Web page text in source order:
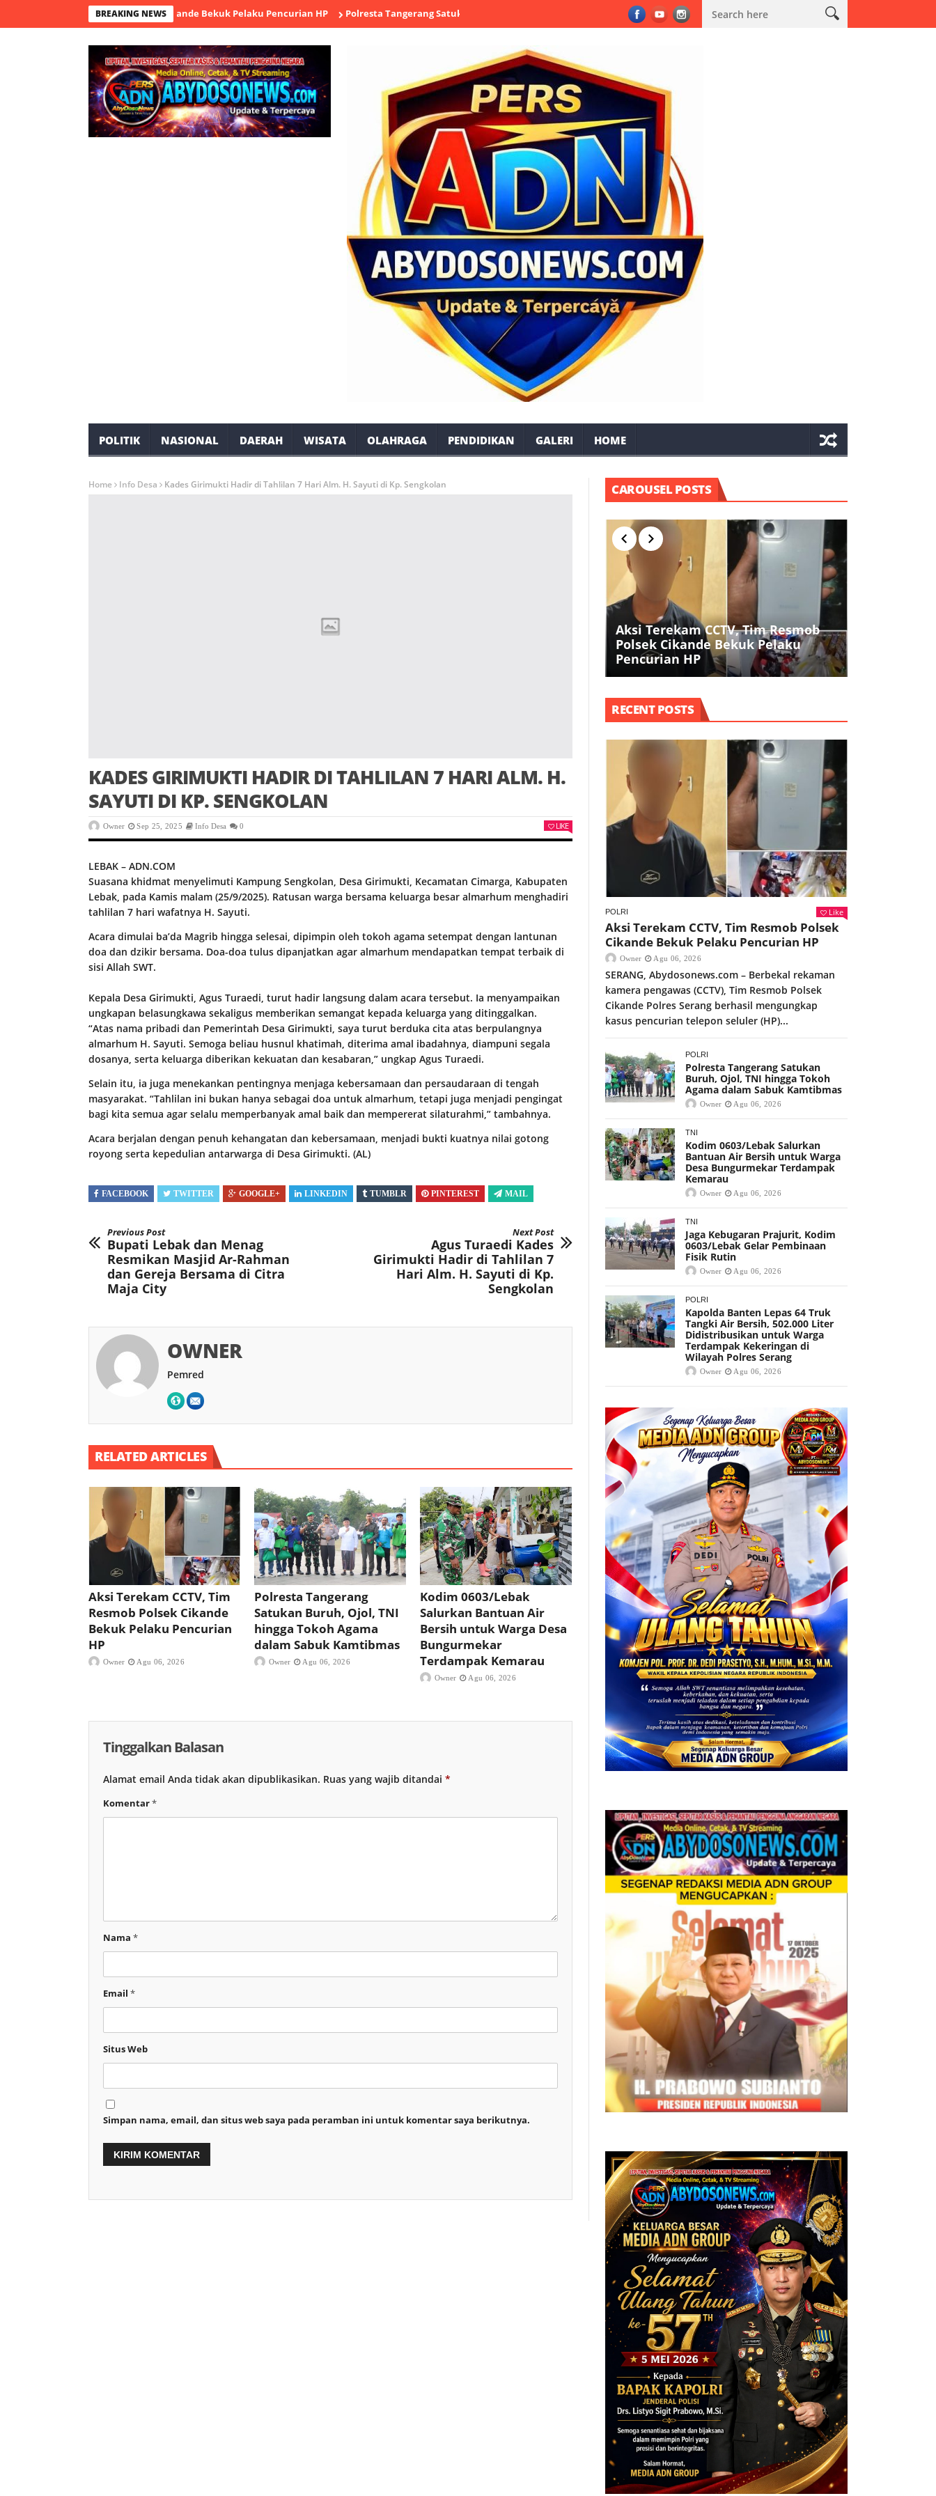
BREAKING NEWS
Tim Resmob Polsek Cikande Bekuk Pelaku Pencurian HP Polresta Tangerang Satukan Buruh, Ojol, TNI hingga Tokoh Agama dalam Sabuk Kamtibmas Kodim 0603/Lebak Salurkan Bantuan Air
POLITIK NASIONAL DAERAH WISATA OLAHRAGA PENDIDIKAN GALERI HOME
Home Info Desa Kades Girimukti Hadir di Tahlilan 7 Hari Alm. H. Sayuti di Kp. Sengkolan
KADES GIRIMUKTI HADIR DI TAHLILAN 7 HARI ALM. H.
SAYUTI DI KP. SENGKOLAN
Owner Sep 25, 2025 Info Desa 0 LIKE
LEBAK – ADN.COM
Suasana khidmat menyelimuti Kampung Sengkolan, Desa Girimukti, Kecamatan Cimarga, Kabupaten
Lebak, pada Kamis malam (25/9/2025). Ratusan warga bersama keluarga besar almarhum menghadiri
tahlilan 7 hari wafatnya H. Sayuti.
Acara dimulai ba’da Magrib hingga selesai, dipimpin oleh tokoh agama setempat dengan lantunan
doa dan dzikir bersama. Doa-doa tulus dipanjatkan agar almarhum mendapatkan tempat terbaik di
sisi Allah SWT.
Kepala Desa Girimukti, Agus Turaedi, turut hadir langsung dalam acara tersebut. Ia menyampaikan
ungkapan belasungkawa sekaligus memberikan semangat kepada keluarga yang ditinggalkan.
“Atas nama pribadi dan Pemerintah Desa Girimukti, saya turut berduka cita atas berpulangnya
almarhum H. Sayuti. Semoga beliau husnul khatimah, diterima amal ibadahnya, diampuni segala
dosanya, serta keluarga diberikan kekuatan dan kesabaran,” ungkap Agus Turaedi.
Selain itu, ia juga menekankan pentingnya menjaga kebersamaan dan persaudaraan di tengah
masyarakat. “Tahlilan ini bukan hanya sebagai doa untuk almarhum, tetapi juga menjadi pengingat
bagi kita semua agar selalu memperbanyak amal baik dan mempererat silaturahmi,” tambahnya.
Acara berjalan dengan penuh kehangatan dan kebersamaan, menjadi bukti kuatnya nilai gotong
royong serta kepedulian antarwarga di Desa Girimukti. (AL)
FACEBOOK TWITTER GOOGLE+ LINKEDIN TUMBLR PINTEREST MAIL
Previous Post
Bupati Lebak dan Menag
Resmikan Masjid Ar-Rahman
dan Gereja Bersama di Citra
Maja City
Next Post
Agus Turaedi Kades
Girimukti Hadir di Tahlilan 7
Hari Alm. H. Sayuti di Kp.
Sengkolan
OWNER
Pemred
RELATED ARTICLES
Aksi Terekam CCTV, Tim
Resmob Polsek Cikande
Bekuk Pelaku Pencurian
HP
Owner Agu 06, 2026
Polresta Tangerang
Satukan Buruh, Ojol, TNI
hingga Tokoh Agama
dalam Sabuk Kamtibmas
Owner Agu 06, 2026
Kodim 0603/Lebak
Salurkan Bantuan Air
Bersih untuk Warga Desa
Bungurmekar
Terdampak Kemarau
Owner Agu 06, 2026
Tinggalkan Balasan
Alamat email Anda tidak akan dipublikasikan. Ruas yang wajib ditandai *
Komentar*
Nama *
Email *
Situs Web
Simpan nama, email, dan situs web saya pada peramban ini untuk komentar saya berikutnya.
CAROUSEL POSTS
Aksi Terekam CCTV, Tim Resmob
Polsek Cikande Bekuk Pelaku
Pencurian HP
RECENT POSTS
POLRI Like
Aksi Terekam CCTV, Tim Resmob Polsek
Cikande Bekuk Pelaku Pencurian HP
Owner Agu 06, 2026
SERANG, Abydosonews.com – Berbekal rekaman
kamera pengawas (CCTV), Tim Resmob Polsek
Cikande Polres Serang berhasil mengungkap
kasus pencurian telepon seluler (HP)...
POLRI
Polresta Tangerang Satukan
Buruh, Ojol, TNI hingga Tokoh
Agama dalam Sabuk Kamtibmas
Owner Agu 06, 2026
TNI
Kodim 0603/Lebak Salurkan
Bantuan Air Bersih untuk Warga
Desa Bungurmekar Terdampak
Kemarau
Owner Agu 06, 2026
TNI
Jaga Kebugaran Prajurit, Kodim
0603/Lebak Gelar Pembinaan
Fisik Rutin
Owner Agu 06, 2026
POLRI
Kapolda Banten Lepas 64 Truk
Tangki Air Bersih, 502.000 Liter
Didistribusikan untuk Warga
Terdampak Kekeringan di
Wilayah Polres Serang
Owner Agu 06, 2026